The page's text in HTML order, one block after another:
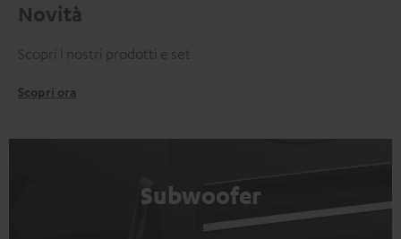
Novità
Scopri i nostri prodotti e set
Scopri ora
Subwoofer